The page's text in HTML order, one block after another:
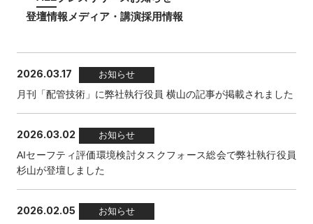
登壇情報 メディア・講演採用情報
2026.03.17 お知らせ
月刊「配管技術」に弊社執行役員 横山の記事が掲載されました
2026.03.02 お知らせ
AIセーフティ評価環境検討タスクフォース総会で弊社執行役員
杉山が登壇しました
2026.02.05 お知らせ